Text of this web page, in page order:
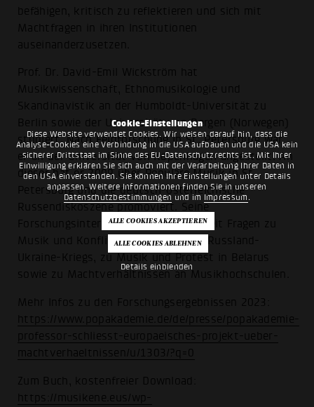
Cookie-Einstellungen
Diese Website verwendet Cookies. Wir weisen darauf hin, dass die
Analyse-Cookies eine Verbindung in die USA aufbauen und die USA kein
sicherer Drittstaat im Sinne des EU-Datenschutzrechts ist. Mit Ihrer
Einwilligung erklären Sie sich auch mit der Verarbeitung Ihrer Daten in
den USA einverstanden. Sie können Ihre Einstellungen unter Details
anpassen. Weitere Informationen finden Sie in unseren
Datenschutzbestimmungen und im Impressum .
Details einblenden
befähigen, kritisch zu reflektieren und sich mit
Machtfragen in ihren Institutionen
auseinanderzusetzen.
Prof. Dr. David-Emil Wickström hat
Musikwissenschaft, Ethnomusikologie und
Skandinavistik an der Humboldt-Universität zu
Berlin sowie der Universität von Bergen (Norwegen)
studiert. Nach Feldforschung in St. Petersburg war
er an der Universität von Kopenhagen angestellt. An
dieser hat er 2009 über Populäre Musik in St.
Petersburg und die deutsch-österreichische
Russendiskoszene promoviert. Seine
Forschungsinteressen umfassen zurzeit Fragen zu
Musik und Konflikt am Beispiel des Russland-
Ukraine-Kriegs, zu Musik und Protest in Belarus
sowie zu Machtverhältnissen an Musikhochschulen.
Mehr Infos zu den Forschungsergebnissen 2023:
https://www.popakademie.de/de/presse/popakademie-
professor-schliesst-europaeisches-projekt-ueber-
machtverhaeltnissen/u/1303/?q=0
Zum Buch, kostenfreier Download:
https://musikene.eus/wp-